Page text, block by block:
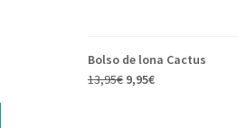
Bolso de lona Cactus
13,95€ 9,95€